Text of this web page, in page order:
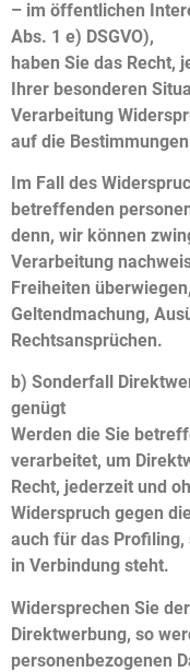
– im öffentlichen
Abs. 1 e) DSGVO),
haben Sie das Recht,
Ihrer besonderen
Verarbeitung
auf die
Im Fall des
betreffenden
denn, wir können
Verarbeitung
Freiheiten
Geltendmachung,
Rechtsansprüchen.
b) Sonderfall
genügt
Werden die Sie
verarbeitet, um
Recht, jederzeit und
Widerspruch gegen
auch für das
in Verbindung steht.
Widersprechen Sie
Direktwerbung, so
personenbezogenen